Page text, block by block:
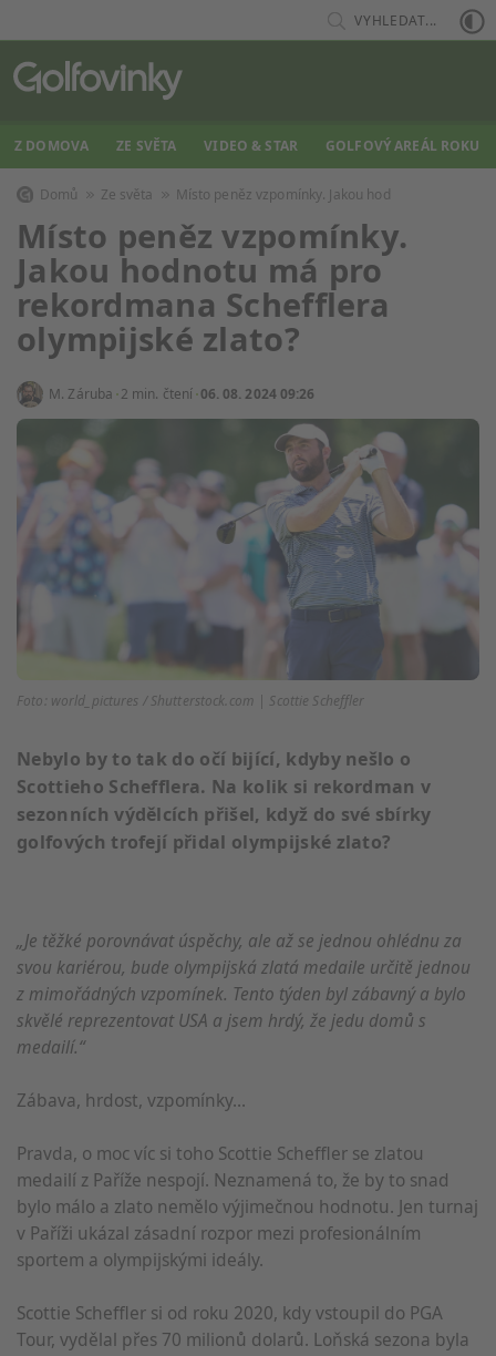
VYHLEDAT...
Z DOMOVA ZE SVĚTA VIDEO & STAR GOLFOVÝ AREÁL ROKU
Domů Ze světa Místo peněz vzpomínky. Jakou hod
Místo peněz vzpomínky.
Jakou hodnotu má pro
rekordmana Schefflera
olympijské zlato?
M. Záruba 2 min. čtení 06. 08. 2024 09:26
Foto: world_pictures / Shutterstock.com | Scottie Scheffler
Nebylo by to tak do očí bijící, kdyby nešlo o
Scottieho Schefflera. Na kolik si rekordman v
sezonních výdělcích přišel, když do své sbírky
golfových trofejí přidal olympijské zlato?
„Je těžké porovnávat úspěchy, ale až se jednou ohlédnu za
svou kariérou, bude olympijská zlatá medaile určitě jednou
z mimořádných vzpomínek. Tento týden byl zábavný a bylo
skvělé reprezentovat USA a jsem hrdý, že jedu domů s
medailí.“
Zábava, hrdost, vzpomínky...
Pravda, o moc víc si toho Scottie Scheffler se zlatou
medailí z Paříže nespojí. Neznamená to, že by to snad
bylo málo a zlato nemělo výjimečnou hodnotu. Jen turnaj
v Paříži ukázal zásadní rozpor mezi profesionálním
sportem a olympijskými ideály.
Scottie Scheffler si od roku 2020, kdy vstoupil do PGA
Tour, vydělal přes 70 milionů dolarů. Loňská sezona byla